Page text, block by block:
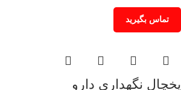
تماس بگیرید
یخچال نگهداری دارو